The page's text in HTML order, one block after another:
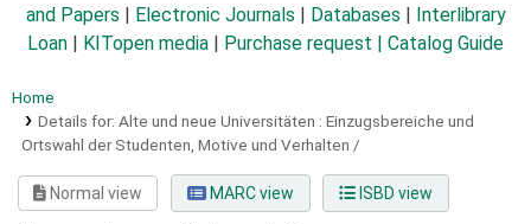
and Papers
Electronic Journals Databases
Interlibrary
Loan
KITopen media Purchase request | Catalog Guide
Home
Details for: Alte und neue Universitäten : Einzugsbereiche und
Ortswahl der Studenten, Motive und Verhalten /
Normal view MARC view ISBD view